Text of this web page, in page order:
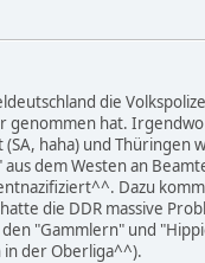
die
genommen hat.
(SA, haha) und
aus dem Westen an
Dazu
die DDR massive
"Gammlern" und
der Oberliga^^).